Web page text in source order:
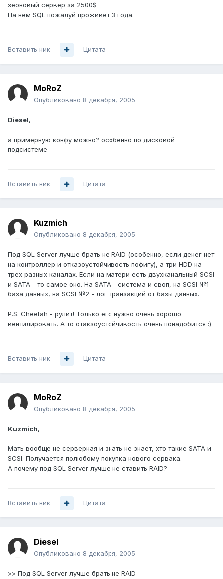
зеоновый сервер за 2500$
На нем SQL пожалуй проживет 3 года.
Вставить ник Цитата
MoRoZ
Опубликовано 8 декабря, 2005
Diesel,
а примерную конфу можно? особенно по дисковой
подсистеме
Вставить ник Цитата
Kuzmich
Опубликовано 8 декабря, 2005
Под SQL Server лучше брать не RAID (особенно, если денег нет
на контроллер и отказоустойчивость пофигу), а три HDD на
трех разных каналах. Если на матери есть двухканальный SCSI
и SATA - то самое оно. На SATA - система и своп, на SCSI №1 -
база данных, на SCSI №2 - лог транзакций от базы данных.
P.S. Cheetah - рулит! Только его нужно очень хорошо
вентилировать. А то отакзоустойчивость очень понадобится :)
Вставить ник Цитата
MoRoZ
Опубликовано 8 декабря, 2005
Kuzmich,
Мать вообще не серверная и знать не знает, хто такие SATA и
SCSI. Получается полюбому покупка нового сервака.
А почему под SQL Server лучше не ставить RAID?
Вставить ник Цитата
Diesel
Опубликовано 8 декабря, 2005
>> Под SQL Server лучше брать не RAID